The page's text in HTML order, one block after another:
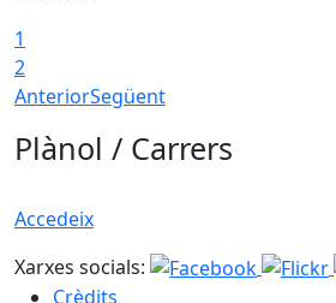
1
2
AnteriorSegüent
Plànol / Carrers
Accedeix
Xarxes socials:
Crèdits